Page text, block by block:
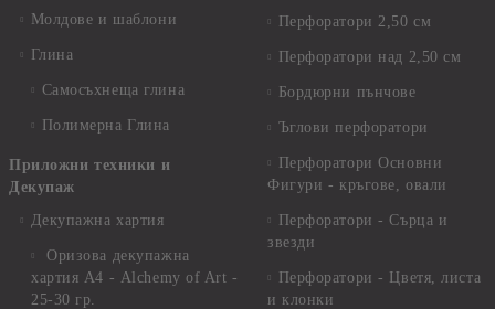
Молдове и шаблони
Глина
Самосъхнеща глина
Полимерна Глина
Приложни техники и
Декупаж
Декупажна хартия
Оризова декупажна
хартия А4 - Alchemy of Art -
25-30 гр.
Перфоратори 2,50 см
Перфоратори над 2,50 см
Бордюрни пънчове
Ъглови перфоратори
Перфоратори Основни
Фигури - кръгове, овали
Перфоратори - Сърца и
звезди
Перфоратори - Цветя, листа
и клонки